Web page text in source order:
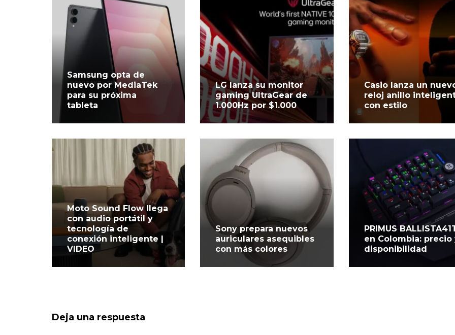
Samsung opta de
nuevo por MediaTek
para su próxima
tableta
LG lanza su monitor
gaming UltraGear de
1.000Hz por $1.000
Casio lanza un
reloj anillo
con estilo
Moto Sound Flow llega
con audio portátil y
tecnología de
conexión inteligente |
VIDEO
Sony prepara nuevos
auriculares asequibles
con más colores
PRIMUS
en Colombia: precio
disponibilidad
Deja una respuesta